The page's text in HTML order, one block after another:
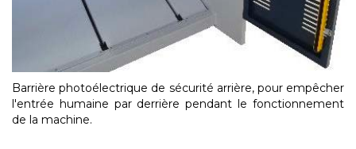
Barrière photoélectrique de sécurité arrière, pour empêcher
l'entrée humaine par derrière pendant le fonctionnement
de la machine.